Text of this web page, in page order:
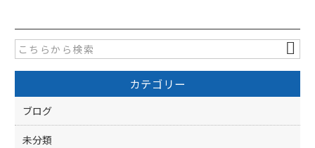
e
b
o
o
k
er
カテゴリー
ブログ
未分類